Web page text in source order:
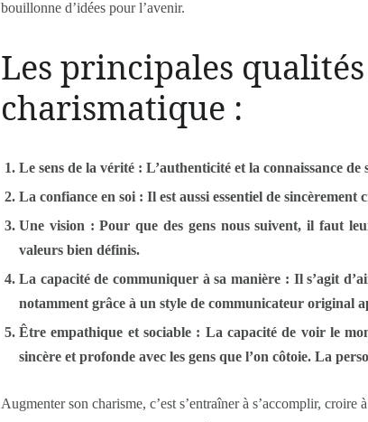
bouillonne d’idées pour l’avenir.
Les principales
charismatique :
Le sens de la vérité : L’authenticité et la connaissance
La confiance en soi : Il est aussi essentiel de sincèrement
Une vision : Pour que des gens nous suivent, il faut
valeurs bien définis.
La capacité de communiquer à sa manière : Il s’agit
notamment grâce à un style de communicateur original
Être empathique et sociable: La capacité de voir le
sincère et profonde avec les gens que l’on côtoie. La
Augmenter son charisme, c’est s’entraîner à s’accomplir,